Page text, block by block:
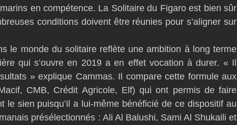
en compétence. La Solitaire du Figaro est bien sûr
conditions doivent être réunies pour s’aligner sur
le monde du solitaire reflète une ambition à long terme
qui s’ouvre en 2019 a en effet vocation à durer. « Il
» explique Cammas. Il compare cette formule aux
CMB, Crédit Agricole, Elf) qui ont permis de faire
le sien puisqu’il a lui-même bénéficié de ce dispositif au
présélectionnés : Ali Al Balushi, Sami Al Shukaili et